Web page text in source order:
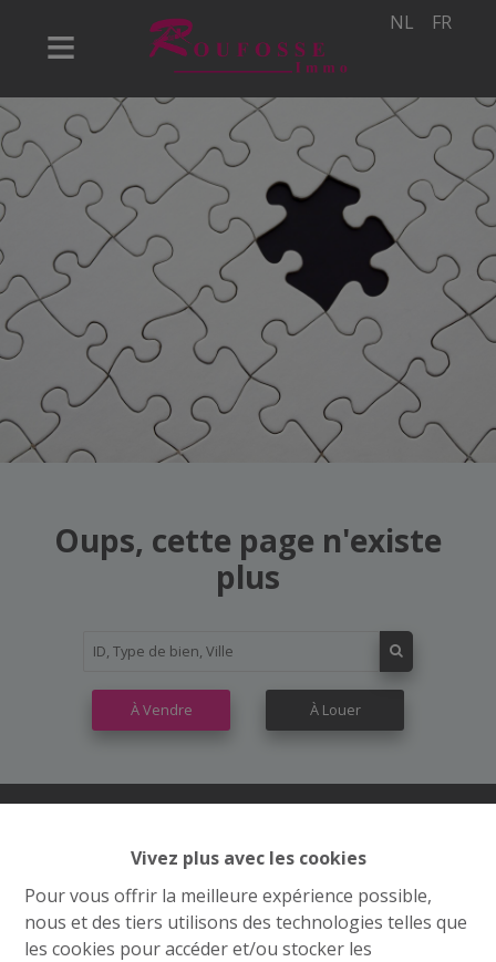
Vivez plus avec les cookies
Pour vous offrir la meilleure expérience possible,
nous et des tiers utilisons des technologies telles que
les cookies pour accéder et/ou stocker les
NL FR
Oups, cette page n'existe
plus
À Vendre À Louer
Contactez nous
Grand’Route (Flh) 548
4400 Flémalle